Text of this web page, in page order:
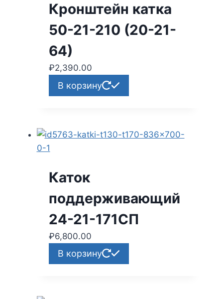
Кронштейн катка
50-21-210 (20-21-
64)
₽2,390.00
В корзину
Каток
поддерживающий
24-21-171СП
₽6,800.00
В корзину